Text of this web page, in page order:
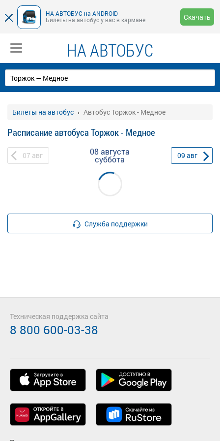
НА-АВТОБУС на ANDROID
Билеты на автобус у вас в кармане
Скачать
НА АВТОБУС
Билеты на автобус Автобус Торжок - Медное
Расписание автобуса Торжок - Медное
07 авг 08 августа
суббота 09 авг
Служба поддержки
Техническая поддержка сайта
8 800 600-03-38